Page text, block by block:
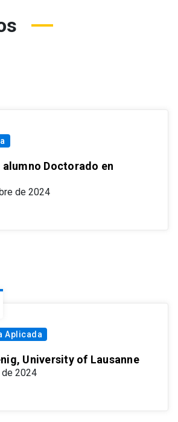
Doctorado en
de 2024
Aplicada
University of Lausanne
2024